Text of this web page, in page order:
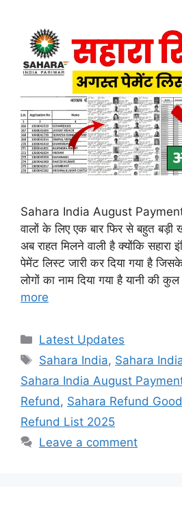
Sahara India August Payment
वालों के लिए एक बार फिर से बहुत
अब राहत मिलने वाली है क्योंकि सहारा
पेमेंट लिस्ट जारी कर दिया गया है
लोगों का नाम दिया गया है यानी की
more
Categories
Latest Updates
Tags
Sahara India, Sahara
Sahara India August
Refund , Sahara Refund
Refund List 2025
Leave a comment